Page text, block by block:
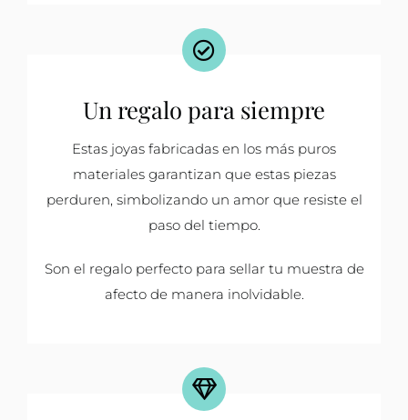
Un regalo para siempre
Estas joyas fabricadas en los más puros
materiales garantizan que estas piezas
perduren, simbolizando un amor que resiste el
paso del tiempo.
Son el regalo perfecto para sellar tu muestra de
afecto de manera inolvidable.